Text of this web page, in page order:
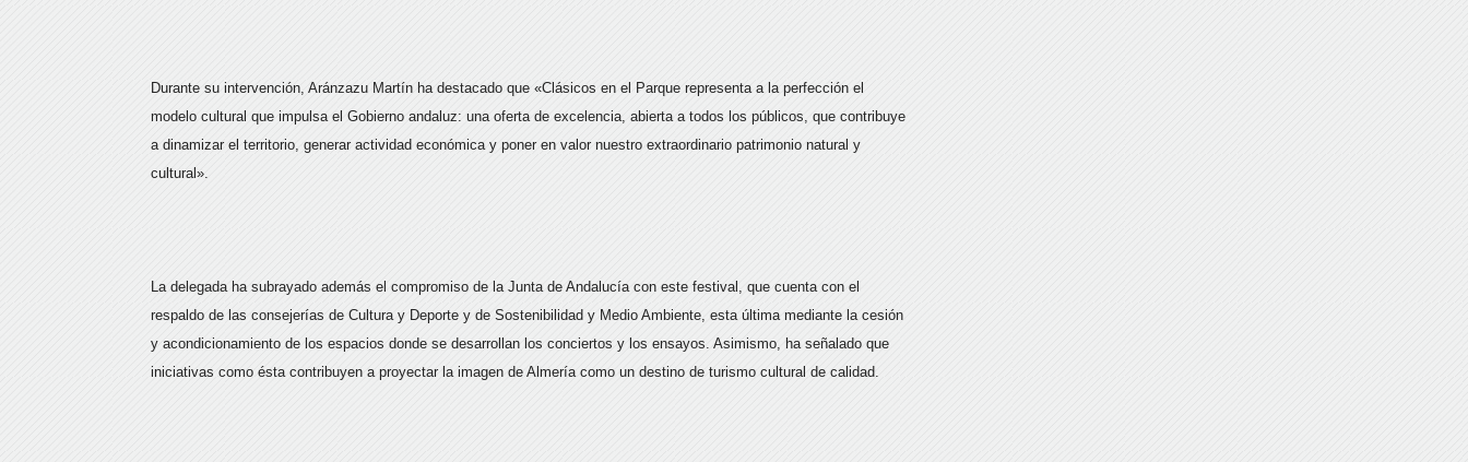
Durante su intervención, Aránzazu Martín ha destacado que «Clásicos en el Parque representa a la perfección el
modelo cultural que impulsa el Gobierno andaluz: una oferta de excelencia, abierta a todos los públicos, que contribuye
a dinamizar el territorio, generar actividad económica y poner en valor nuestro extraordinario patrimonio natural y
cultural».
La delegada ha subrayado además el compromiso de la Junta de Andalucía con este festival, que cuenta con el
respaldo de las consejerías de Cultura y Deporte y de Sostenibilidad y Medio Ambiente, esta última mediante la cesión
y acondicionamiento de los espacios donde se desarrollan los conciertos y los ensayos. Asimismo, ha señalado que
iniciativas como ésta contribuyen a proyectar la imagen de Almería como un destino de turismo cultural de calidad.